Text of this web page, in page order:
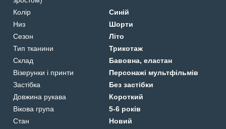
Колір
Синій
Низ
Шорти
Сезон
Літо
Тип тканини
Трикотаж
Склад
Бавовна, еластан
Візерунки і принти
Персонажі мультфільмів
Застібка
Без застібки
Довжина рукава
Короткий
Вікова група
5-6 років
Стан
Новий